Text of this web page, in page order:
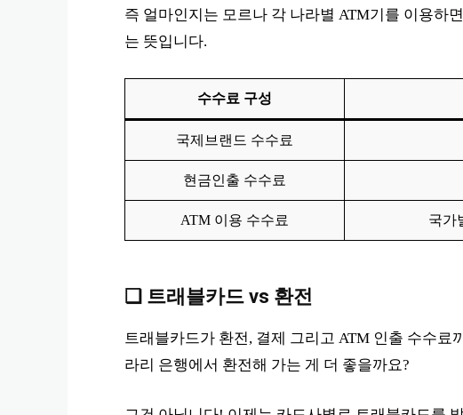
즉 얼마인지는 모르나 각 나라별 ATM기를 이용하
는 뜻입니다.
수수료 구성
국제브랜드 수수료
현금인출 수수료
ATM 이용 수수료 국가
❏ 트래블카드 vs 환전
트래블카드가 환전, 결제 그리고 ATM 인출 수수료
라리 은행에서 환전해 가는 게 더 좋을까요?